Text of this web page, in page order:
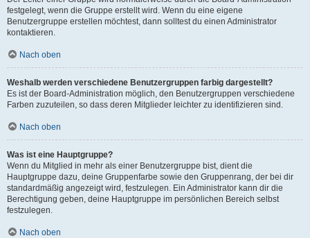
festgelegt, wenn die Gruppe erstellt wird. Wenn du eine eigene
Benutzergruppe erstellen möchtest, dann solltest du einen Administrator
kontaktieren.
Nach oben
Weshalb werden verschiedene Benutzergruppen farbig dargestellt?
Es ist der Board-Administration möglich, den Benutzergruppen verschiedene
Farben zuzuteilen, so dass deren Mitglieder leichter zu identifizieren sind.
Nach oben
Was ist eine Hauptgruppe?
Wenn du Mitglied in mehr als einer Benutzergruppe bist, dient die
Hauptgruppe dazu, deine Gruppenfarbe sowie den Gruppenrang, der bei dir
standardmäßig angezeigt wird, festzulegen. Ein Administrator kann dir die
Berechtigung geben, deine Hauptgruppe im persönlichen Bereich selbst
festzulegen.
Nach oben